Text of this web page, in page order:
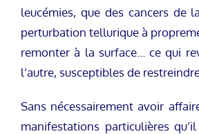
leucémies, que des cancers de
perturbation tellurique à
remonter à la surface… ce qui
l’autre, susceptibles de
Sans nécessairement avoir
manifestations particulières